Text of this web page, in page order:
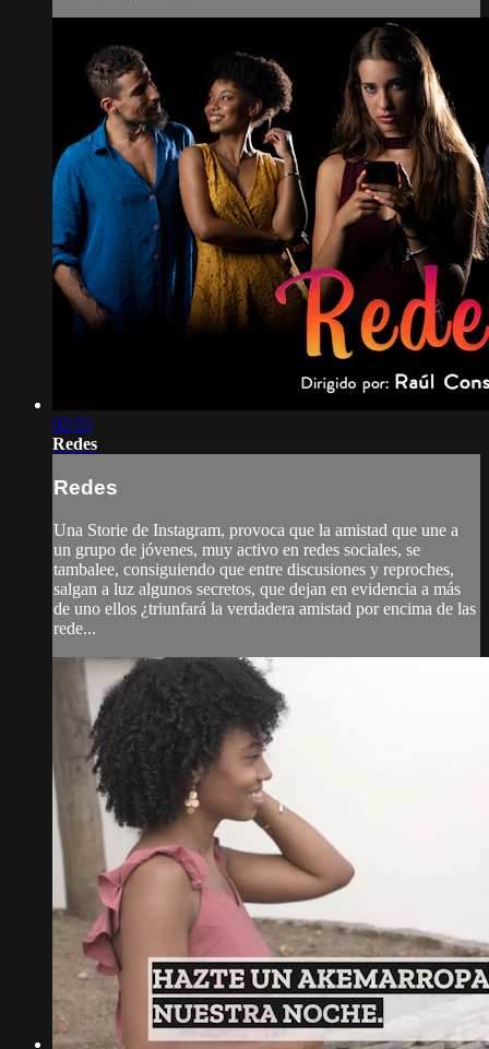
02:55
Redes
Redes
Una Storie de Instagram, provoca que la amistad que une a
un grupo de jóvenes, muy activo en redes sociales, se
tambalee, consiguiendo que entre discusiones y reproches,
salgan a luz algunos secretos, que dejan en evidencia a más
de uno ellos ¿triunfará la verdadera amistad por encima de las
rede...